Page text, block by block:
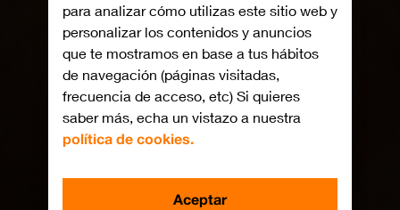
para analizar cómo utilizas este sitio web y
personalizar los contenidos y anuncios
que te mostramos en base a tus hábitos
de navegación (páginas visitadas,
frecuencia de acceso, etc) Si quieres
saber más, echa un vistazo a nuestra
política de cookies.
Aceptar